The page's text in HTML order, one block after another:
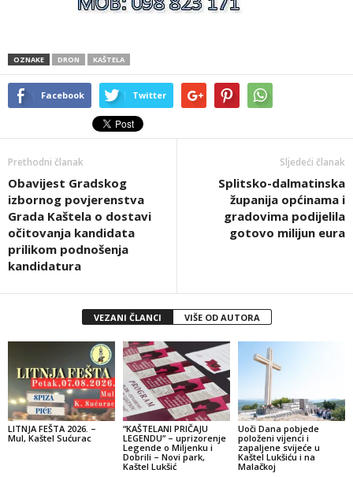
OZNAKE DRON KAŠTELA
Facebook Twitter
Prethodni članak
Obavijest Gradskog
izbornog povjerenstva
Grada Kaštela o dostavi
očitovanja kandidata
prilikom podnošenja
kandidatura
Sljedeći članak
Splitsko-dalmatinska
županija općinama i
gradovima podijelila
gotovo milijun eura
VEZANI ČLANCI VIŠE OD AUTORA
LITNJA FEŠTA 2026. –
Mul, Kaštel Sućurac
“KAŠTELANI PRIČAJU
LEGENDU” – uprizorenje
Legende o Miljenku i
Dobrili – Novi park,
Kaštel Lukšić
Uoči Dana pobjede
položeni vijenci i
zapaljene svijeće u
Kaštel Lukšiću i na
Malačkoj